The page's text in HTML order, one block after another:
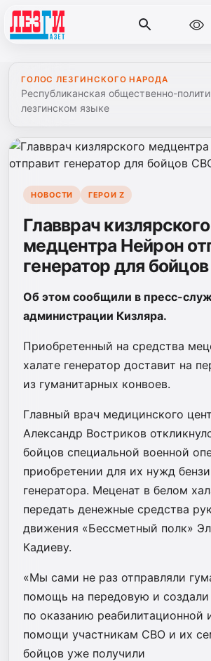
ГОЛОС ЛЕЗГИНСКОГО НАРОДА
Республиканская общественно-
лезгинском языке
НОВОСТИ ГЕРОИ Z
Главврач кизлярского
медцентра Нейрон
генератор для
Об этом сообщили в пресс-
администрации Кизляра.
Приобретенный на средства
халате генератор доставит на
из гуманитарных конвоев.
Главный врач медицинского
Александр Востриков
бойцов специальной военной
приобретении для их нужд
генератора. Меценат в белом
передать денежные средства
движения «Бессметный полк»
Кадиеву.
«Мы сами не раз отправляли
помощь на передовую и создали
по оказанию реабилитационной
помощи участникам СВО и их
бойцов уже получили